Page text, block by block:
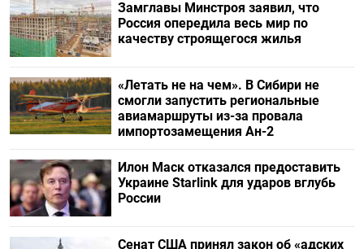
Замглавы Минстроя заявил, что
Россия опередила весь мир по
качеству строящегося жилья
«Летать не на чем». В Сибири не
смогли запустить региональные
авиамаршруты из-за провала
импортозамещения Ан-2
Илон Маск отказался предоставить
Украине Starlink для ударов вглубь
России
Сенат США принял закон об «адских